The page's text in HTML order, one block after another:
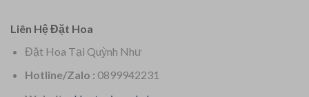
Liên Hệ Đặt Hoa
Đặt Hoa Tại Quỳnh Như
Hotline/Zalo : 0899942231